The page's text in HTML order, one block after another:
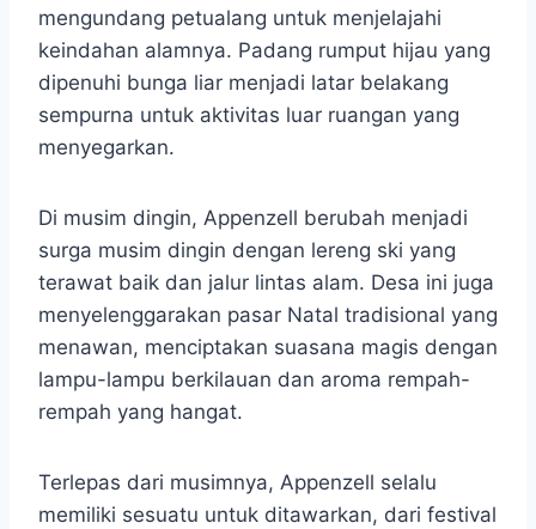
mengundang petualang untuk menjelajahi
keindahan alamnya. Padang rumput hijau yang
dipenuhi bunga liar menjadi latar belakang
sempurna untuk aktivitas luar ruangan yang
menyegarkan.
Di musim dingin, Appenzell berubah menjadi
surga musim dingin dengan lereng ski yang
terawat baik dan jalur lintas alam. Desa ini juga
menyelenggarakan pasar Natal tradisional yang
menawan, menciptakan suasana magis dengan
lampu-lampu berkilauan dan aroma rempah-
rempah yang hangat.
Terlepas dari musimnya, Appenzell selalu
memiliki sesuatu untuk ditawarkan, dari festival